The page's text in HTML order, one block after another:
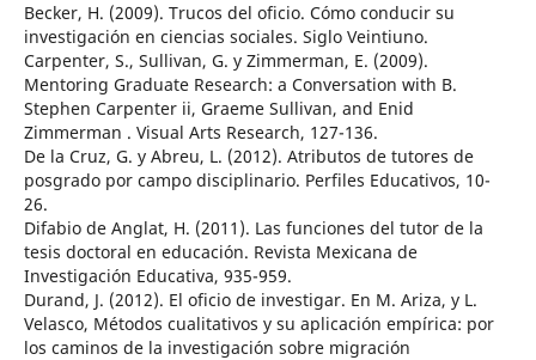
Becker, H. (2009). Trucos del oficio. Cómo conducir su
investigación en ciencias sociales. Siglo Veintiuno.
Carpenter, S., Sullivan, G. y Zimmerman, E. (2009).
Mentoring Graduate Research: a Conversation with B.
Stephen Carpenter ii, Graeme Sullivan, and Enid
Zimmerman . Visual Arts Research, 127-136.
De la Cruz, G. y Abreu, L. (2012). Atributos de tutores de
posgrado por campo disciplinario. Perfiles Educativos, 10-
26.
Difabio de Anglat, H. (2011). Las funciones del tutor de la
tesis doctoral en educación. Revista Mexicana de
Investigación Educativa, 935-959.
Durand, J. (2012). El oficio de investigar. En M. Ariza, y L.
Velasco, Métodos cualitativos y su aplicación empírica: por
los caminos de la investigación sobre migración